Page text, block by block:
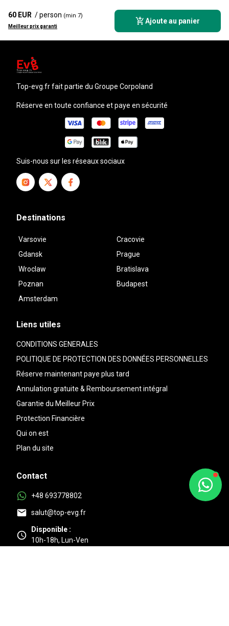
60 EUR / person (min 7)
Meilleur prix garanti
Ajoute au panier
top-evg.frfait partie du Groupe Corpoland
Réserve en toute confiance et paye en sécurité
Suis-nous sur les réseaux sociaux
Destinations
Varsovie
Cracovie
Gdansk
Prague
Wroclaw
Bratislava
Poznan
Budapest
Amsterdam
Liens utiles
CONDITIONS GENERALES
POLITIQUE DE PROTECTION DES DONNÉES PERSONNELLES
Réserve maintenant paye plus tard
Annulation gratuite & Remboursement intégral
Garantie du Meilleur Prix
Protection Financière
Qui on est
Plan du site
Contact
+48 693778802
salut@top-evg.fr
Disponible :
10h-18h, Lun-Ven